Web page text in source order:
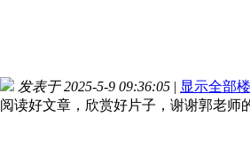
发表于 2025-5-9 09:36:05 | 显示全部
阅读好文章，欣赏好片子，谢谢郭老师